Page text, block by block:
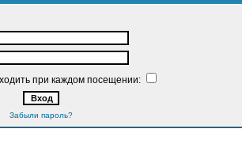
при каждом посещении:
Забыли пароль?